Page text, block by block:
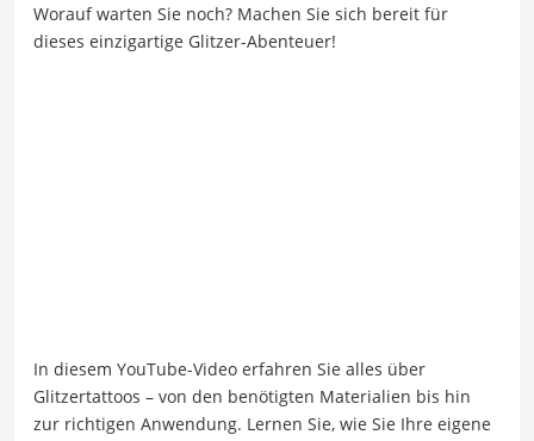
Worauf warten Sie noch? Machen Sie sich bereit für
dieses einzigartige Glitzer-Abenteuer!
In diesem YouTube-Video erfahren Sie alles über
Glitzertattoos – von den benötigten Materialien bis hin
zur richtigen Anwendung. Lernen Sie, wie Sie Ihre eigene